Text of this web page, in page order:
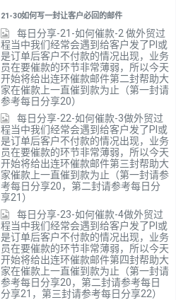
21-30如何写一封让客户必回的邮件
每日分享-21-如何催款-2 做外贸过
程当中我们经常会遇到给客户发了PI或
是订单后客户不付款的情况出现，业务
员在要催款的环节非常薄弱，所以今天
开始将给出连环催款邮件第二封帮助大
家在催款上一直催到款为止（第一封请
参考每日分享20）
每日分享-22-如何催款-3做外贸过
程当中我们经常会遇到给客户发了PI或
是订单后客户不付款的情况出现，业务
员在要催款的环节非常薄弱，所以今天
开始将给出连环催款邮件第三封帮助大
家催款上一直催到款为止（第一封请参
考每日分享20，第二封请参考每日分
享21）
每日分享-23-如何催款-4做外贸过
程当中我们经常会遇到给客户发了PI或
是订单后客户不付款的情况出现，业务
员在要催款的环节非常薄弱，所以今天
开始将给出连环催款邮件第四封帮助大
家在催款上一直催到款为止（第一封请
参考每日分享20，第二封请参考每日
分享21，第三封请参考每日分享22）